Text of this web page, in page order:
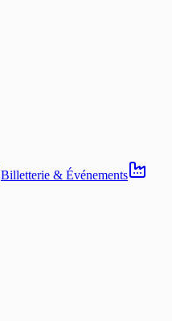
Billetterie & Événements